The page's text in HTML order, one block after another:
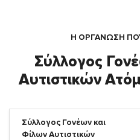
Η ΟΡΓΆΝΩΣΗ
Σύλλογος
Αυτιστικών
Σύλλογος Γονέων και
Φίλων Αυτιστικών